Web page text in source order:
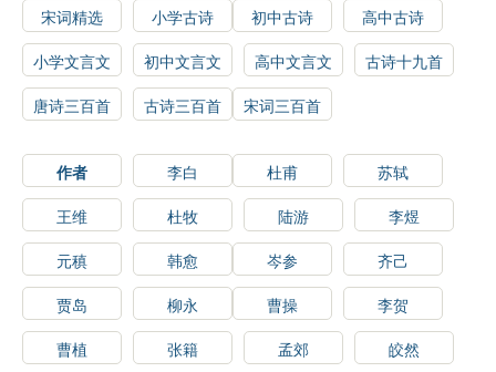
宋词精选
小学古诗 初中古诗
高中古诗
小学文言文
初中文言文 高中文言文
古诗十九首
唐诗三百首
古诗三百首 宋词三百首
作者 李白 杜甫
苏轼
王维
杜牧 陆游
李煜
元稹
韩愈 岑参
齐己
贾岛
柳永 曹操
李贺
曹植
张籍 孟郊
皎然